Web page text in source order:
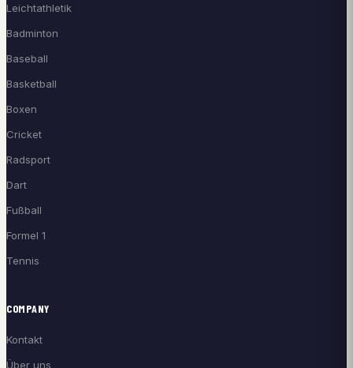
Leichtathletik
Badminton
Baseball
Basketball
Boxen
Cricket
Radsport
Dart
Fußball
Formel 1
Tennis
COMPANY
Kontakt
Über uns